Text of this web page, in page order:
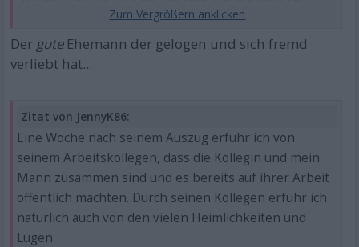
eher auf Arbeit als er eigentlich müsste, kam später
von der Arbeit zurück
Der guteEhemann der gelogen und sich fremd
verliebt hat...
Zitat von JennyK86:
Eine Woche nach seinem Auszug erfuhr ich von
seinem Arbeitskollegen, dass die Kollegin und mein
Mann zusammen sind und es bereits auf ihrer Arbeit
öffentlich machten. Durch seinen Kollegen erfuhr ich
natürlich auch von den vielen Heimlichkeiten und
Lügen.